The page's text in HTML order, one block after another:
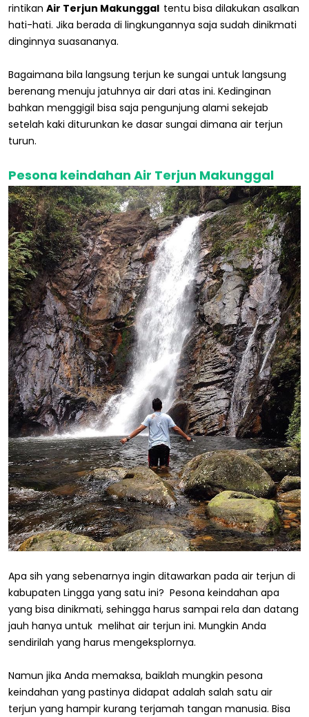
rintikan Air Terjun Makunggal tentu bisa dilakukan asalkan
hati-hati. Jika berada di lingkungannya saja sudah dinikmati
dinginnya suasananya.
Bagaimana bila langsung terjun ke sungai untuk langsung
berenang menuju jatuhnya air dari atas ini. Kedinginan
bahkan menggigil bisa saja pengunjung alami sekejab
setelah kaki diturunkan ke dasar sungai dimana air terjun
turun.
Pesona keindahan Air Terjun Makunggal
Apa sih yang sebenarnya ingin ditawarkan pada air terjun di
kabupaten Lingga yang satu ini? Pesona keindahan apa
yang bisa dinikmati, sehingga harus sampai rela dan datang
jauh hanya untuk melihat air terjun ini. Mungkin Anda
sendirilah yang harus mengeksplornya.
Namun jika Anda memaksa, baiklah mungkin pesona
keindahan yang pastinya didapat adalah salah satu air
terjun yang hampir kurang terjamah tangan manusia. Bisa